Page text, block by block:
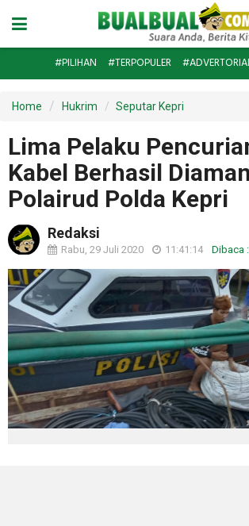
#PILIHAN #TERPOPULER
Home Hukrim Seputar Kepri
Lima Pelaku
Kabel Berhasil
Polairud Polda Kepri
Redaksi
Rabu, 29 Juli 2020 11:41:14 Dibaca :